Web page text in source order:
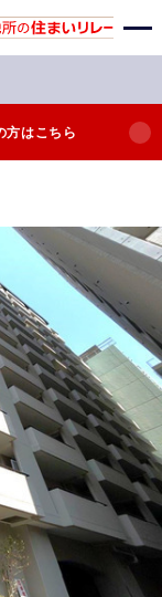
方はこちら